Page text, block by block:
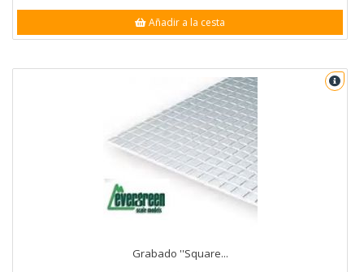
Añadir a la cesta
Grabado ''Square...